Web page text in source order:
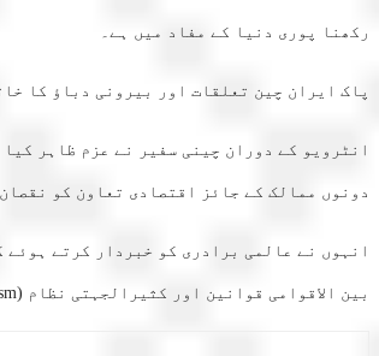
رکھنا پوری دنیا کے مفاد میں ہے۔
پاک ایران چین تعلقات اور بیرونی دباؤ کا
انٹرویو کے دوران چینی سفیر نے عزم ظاہر
دونوں ممالک کے جائز اقتصادی تعاون کو
انہوں نے عالمی برادری کو خبردار کرتے
بین الاقوامی قوانین اور کثیرالجہتی نظام (Multilateralism) کی اہمیت پہلے سے کہیں زیادہ بڑھ چکی ہے۔